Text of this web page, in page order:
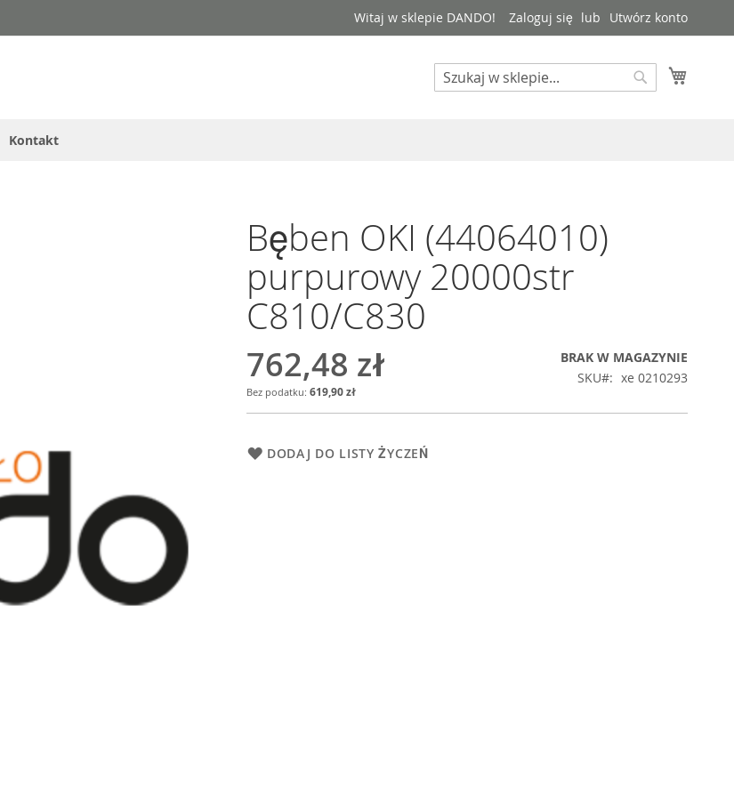
Witaj w sklepie DANDO! Zaloguj się Utwórz konto
Search
Kontakt
Bęben OKI (44064010)
purpurowy 20000str
C810/C830
762,48 zł
619,90 zł
BRAK W MAGAZYNIE
SKU
xe 0210293
DODAJ DO LISTY ŻYCZEŃ